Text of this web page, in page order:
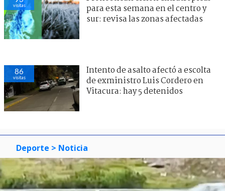
visitas
para esta semana en el centro y
sur: revisa las zonas afectadas
86
visitas
Intento de asalto afectó a escolta
de exministro Luis Cordero en
Vitacura: hay 5 detenidos
Deporte > Noticia